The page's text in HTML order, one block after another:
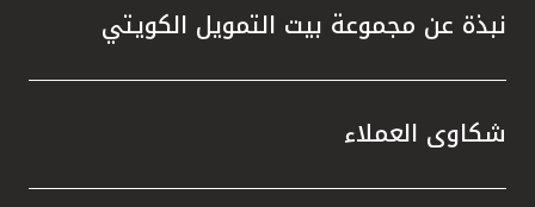
نبذة عن مجموعة بيت التمويل الكويتي
شكاوى العملاء